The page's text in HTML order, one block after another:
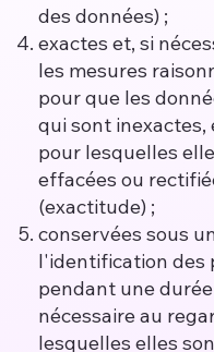
des données) ;
exactes et, si
les mesures
pour que les
qui sont
pour lesquelles
effacées ou
(exactitude) ;
conservées sous
l'identification des
pendant une
nécessaire au
lesquelles elles